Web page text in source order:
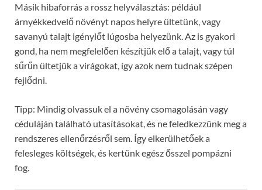
Másik hibaforrás a rossz helyválasztás: például
árnyékkedvelő növényt napos helyre ültetünk, vagy
savanyú talajt igénylőt lúgosba helyezünk. Az is gyakori
gond, ha nem megfelelően készítjük elő a talajt, vagy túl
sűrűn ültetjük a virágokat, így azok nem tudnak szépen
fejlődni.
Tipp: Mindig olvassuk el a növény csomagolásán vagy
céduláján található utasításokat, és ne feledkezzünk meg a
rendszeres ellenőrzésről sem. Így elkerülhetőek a
felesleges költségek, és kertünk egész ősszel pompázni
fog.